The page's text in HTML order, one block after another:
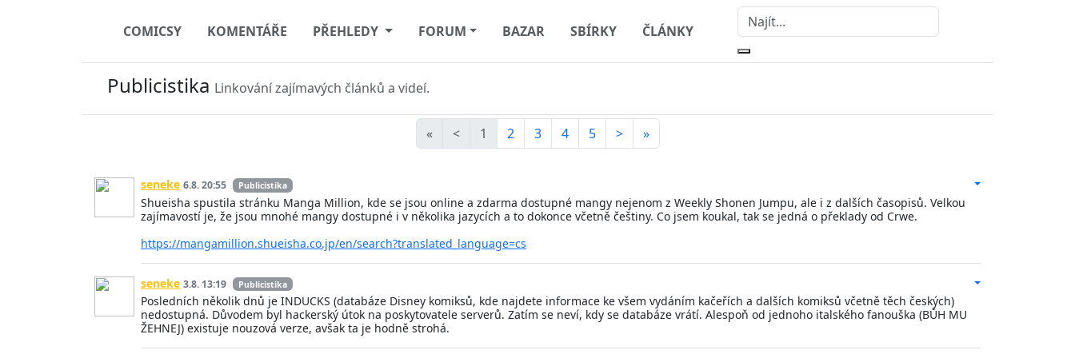
COMICSY KOMENTÁŘE PŘEHLEDY FORUM BAZAR SBÍRKY ČLÁNKY
Publicistika Linkování zajímavých článků a videí.
« < 1 2 3 4 5 > »
seneke 6.8. 20:55 Publicistika
Shueisha spustila stránku Manga Million, kde se jsou online a zdarma dostupné mangy nejenom z Weekly Shonen Jumpu, ale i z dalších časopisů. Velkou
zajímavostí je, že jsou mnohé mangy dostupné i v několika jazycích a to dokonce včetně češtiny. Co jsem koukal, tak se jedná o překlady od Crwe.
https://mangamillion.shueisha.co.jp/en/search?translated_language=cs
seneke 3.8. 13:19 Publicistika
Posledních několik dnů je INDUCKS (databáze Disney komiksů, kde najdete informace ke všem vydáním kačeřích a dalších komiksů včetně těch českých)
nedostupná. Důvodem byl hackerský útok na poskytovatele serverů. Zatím se neví, kdy se databáze vrátí. Alespoň od jednoho italského fanouška (BŮH MU
ŽEHNEJ) existuje nouzová verze, avšak ta je hodně strohá.